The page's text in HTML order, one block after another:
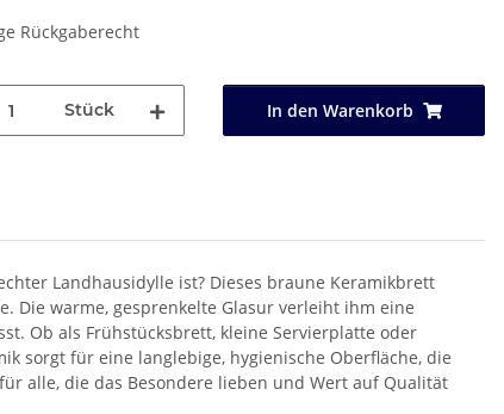
Rückgaberecht
Stück In den Warenkorb
Landhausidylle ist? Dieses braune Keramikbrett
Die warme, gesprenkelte Glasur verleiht ihm eine
Ob als Frühstücksbrett, kleine Servierplatte oder
sorgt für eine langlebige, hygienische Oberfläche, die
alle, die das Besondere lieben und Wert auf Qualität